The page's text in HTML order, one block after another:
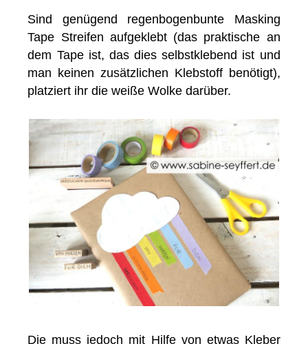
Sind genügend regenbogenbunte Masking
Tape Streifen aufgeklebt (das praktische an
dem Tape ist, das dies selbstklebend ist und
man keinen zusätzlichen Klebstoff benötigt),
platziert ihr die weiße Wolke darüber.
Die muss jedoch mit Hilfe von etwas Kleber